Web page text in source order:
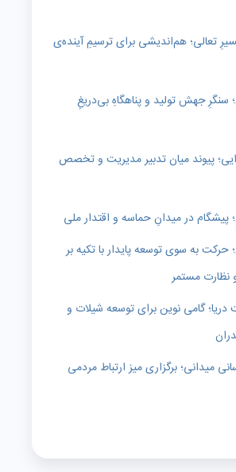
تعالی؛ هم‌اندیشی برای ترسیمِ آینده‌ی
سنگرِ جهش تولید و پناهگاهِ بی‌دریغِ
پیوند میان تدبیر مدیریت و تخصص
پیشگام در میدانِ حماسه و اقتدار ملی
حرکت به سوی توسعه پایدار با تکیه بر
نظارت مستمر
گامی نوین برای توسعه شیلات و
میدانی؛ برگزاری میز ارتباط مردمی